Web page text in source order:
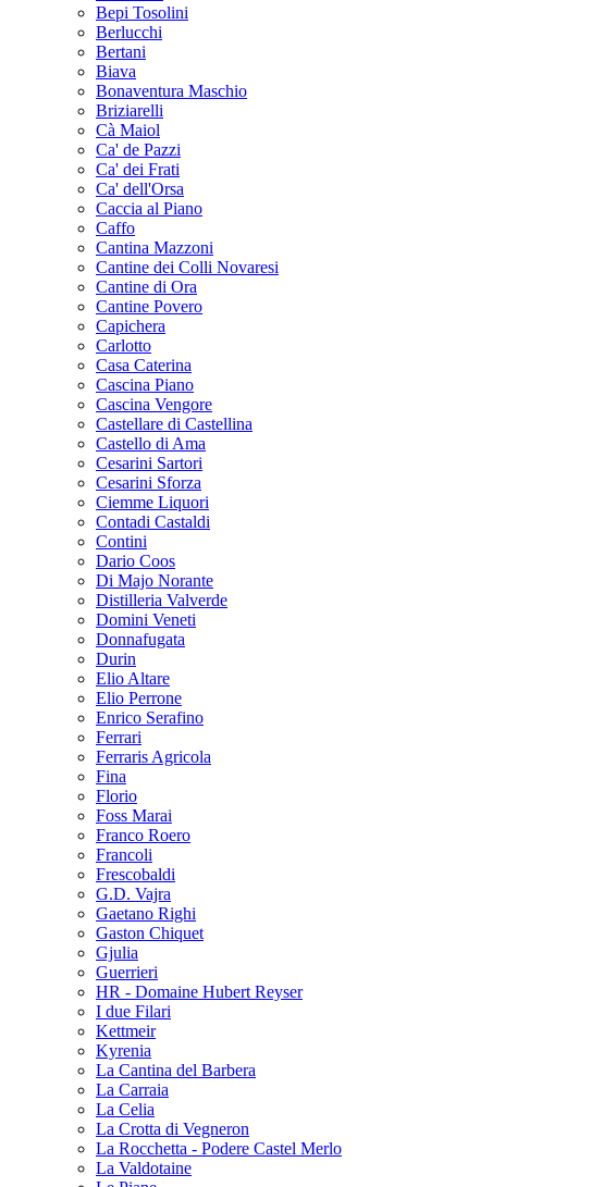
Bepi Tosolini
Berlucchi
Bertani
Biava
Bonaventura Maschio
Briziarelli
Cà Maiol
Ca' de Pazzi
Ca' dei Frati
Ca' dell'Orsa
Caccia al Piano
Caffo
Cantina Mazzoni
Cantine dei Colli Novaresi
Cantine di Ora
Cantine Povero
Capichera
Carlotto
Casa Caterina
Cascina Piano
Cascina Vengore
Castellare di Castellina
Castello di Ama
Cesarini Sartori
Cesarini Sforza
Ciemme Liquori
Contadi Castaldi
Contini
Dario Coos
Di Majo Norante
Distilleria Valverde
Domini Veneti
Donnafugata
Durin
Elio Altare
Elio Perrone
Enrico Serafino
Ferrari
Ferraris Agricola
Fina
Florio
Foss Marai
Franco Roero
Francoli
Frescobaldi
G.D. Vajra
Gaetano Righi
Gaston Chiquet
Gjulia
Guerrieri
HR - Domaine Hubert Reyser
I due Filari
Kettmeir
Kyrenia
La Cantina del Barbera
La Carraia
La Celia
La Crotta di Vegneron
La Rocchetta - Podere Castel Merlo
La Valdotaine